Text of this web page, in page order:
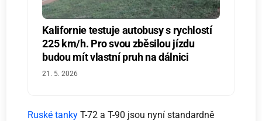
Kalifornie testuje autobusy s rychlostí
225 km/h. Pro svou zběsilou jízdu
budou mít vlastní pruh na dálnici
21. 5. 2026
Ruské tanky T-72 a T-90 jsou nyní standardně